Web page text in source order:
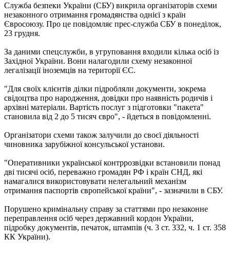
Служба безпеки України (СБУ) викрила організаторів схеми
незаконного отримання громадянства однієї з країн
Євросоюзу. Про це повідомляє прес-служба СБУ в понеділок,
23 грудня.
За даними спецслужби, в угруповання входили кілька осіб із
Західної України. Вони налагодили схему незаконної
легалізації іноземців на території ЄС.
"Для своїх клієнтів ділки підробляли документи, зокрема
свідоцтва про народження, довідки про наявність родичів і
архівні матеріали. Вартість послуг з підготовки "пакета"
становила від 2 до 5 тисяч євро", - йдеться в повідомленні.
Організатори схеми також залучили до своєї діяльності
чиновника зарубіжної консульської установи.
"Оперативники української контррозвідки встановили понад
дві тисячі осіб, переважно громадян РФ і країн СНД, які
намагалися використовувати нелегальний механізм
отримання паспортів європейської країни", - зазначили в СБУ.
Порушено кримінальну справу за статтями про незаконне
переправлення осіб через державний кордон України,
підробку документів, печаток, штампів (ч. 3 ст. 332, ч. 1 ст. 358
КК України).